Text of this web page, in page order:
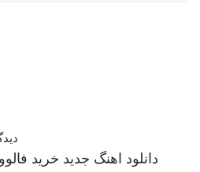
دانلود اهنگ جدید خرید